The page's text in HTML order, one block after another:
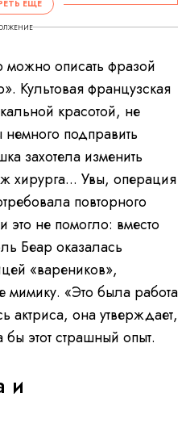
ЕЩЕ
описать фразой
Культовая французская
красотой, не
немного подправить
захотела изменить
хирурга... Увы, операция
повторного
это не помогло: вместо
Беар оказалась
«вареников»,
мимику. «Это была работа
актриса, она утверждает,
бы этот страшный опыт.
и